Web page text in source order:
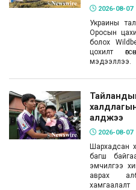
2026-08-07
Украины
Оросын
болох
цохилт
мэдээллээ.
алджээ
2026-08-07
Шархадсан
багш
эмчилгээ
аврах